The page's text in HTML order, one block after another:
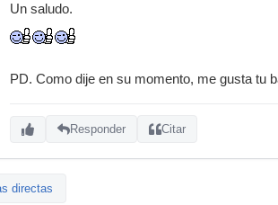
Un saludo.
PD. Como dije en su momento, me gusta tu
Responder Citar
directas